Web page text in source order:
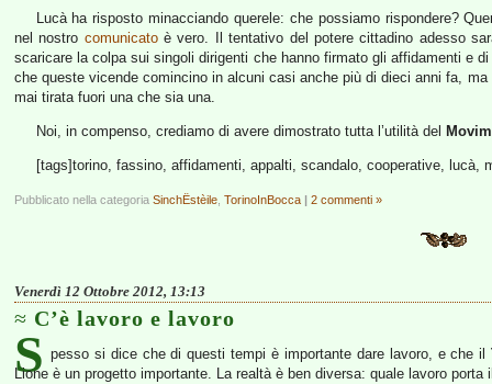
Lucà ha risposto minacciando querele: che possiamo rispondere?
nel nostro comunicatoè vero. Il tentativo del potere cittadino adesso
scaricare la colpa sui singoli dirigenti che hanno firmato gli affidamenti e
che queste vicende comincino in alcuni casi anche più di dieci anni fa,
mai tirata fuori una che sia una.
Noi, in compenso, crediamo di avere dimostrato tutta l’utilità del
[tags]torino, fassino, affidamenti, appalti, scandalo, cooperative, lucà,
Pubblicato nella categoria SinchËstèile TorinoInBocca | 2 commenti »
Venerdì 12 Ottobre 2012, 13:13
C’è lavoro e lavoro
S pesso si dice che di questi tempi è importante dare lavoro, e che il
Lione è un progetto importante. La realtà è ben diversa: quale lavoro porta